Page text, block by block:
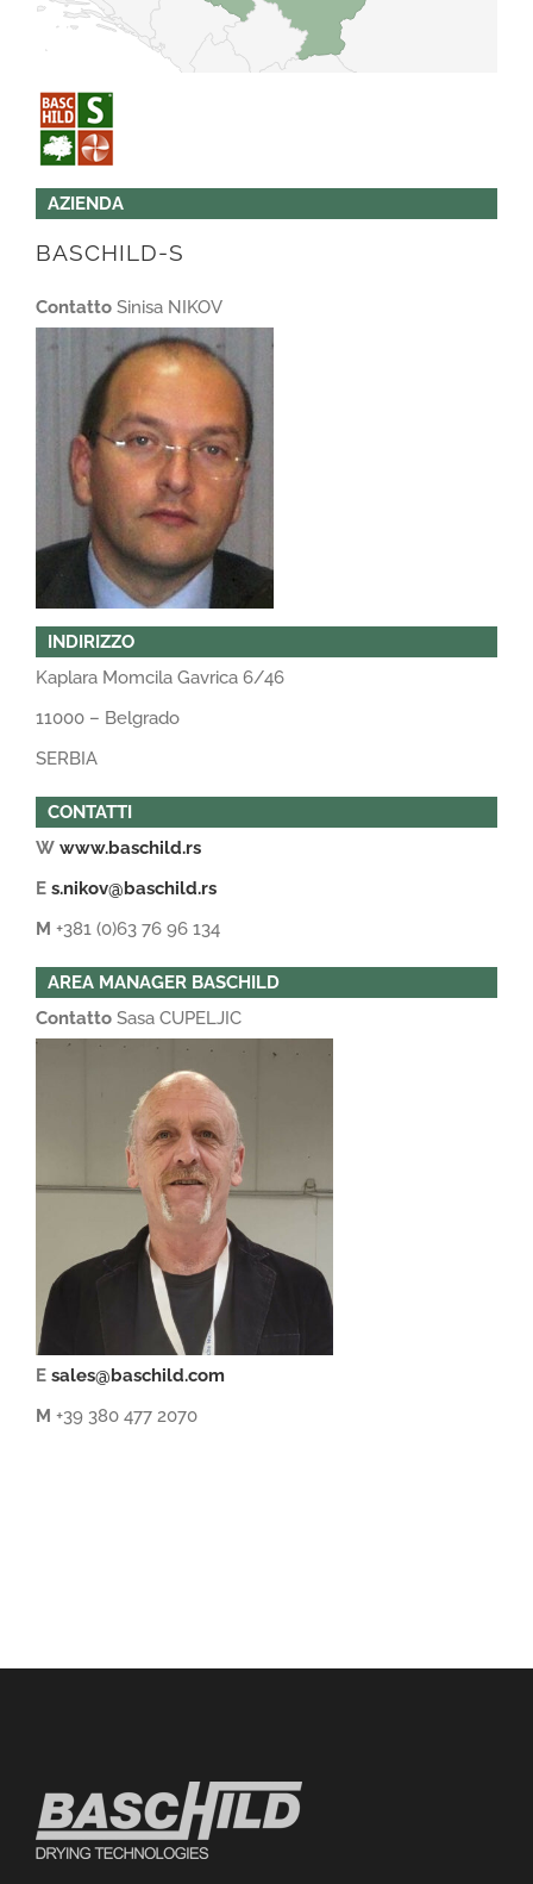
AZIENDA
BASCHILD-S
ContattoSinisa NIKOV
INDIRIZZO
Kaplara Momcila Gavrica 6/46
11000 – Belgrado
SERBIA
CONTATTI
W www.baschild.rs
E s.nikov@baschild.rs
M +381 (0)63 76 96 134
AREA MANAGER BASCHILD
ContattoSasa CUPELJIC
E sales@baschild.com
M +39 380 477 2070